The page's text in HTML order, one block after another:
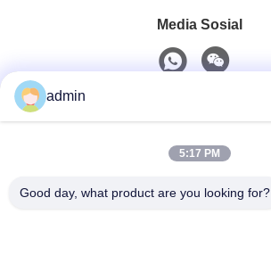
Media Sosial
0086-551-65396351
admin
5:17 PM
Good day, what product are you looking for?